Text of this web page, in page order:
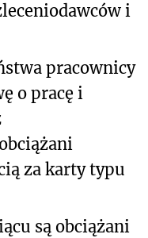
i
pracownicy
o pracę i
za karty typu
są obciążani